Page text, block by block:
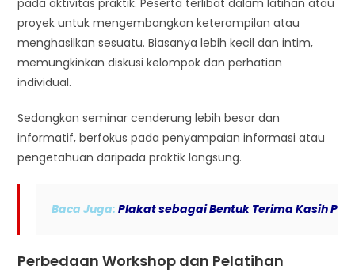
proyek untuk mengembangkan keterampilan atau
menghasilkan sesuatu. Biasanya lebih kecil dan intim,
memungkinkan diskusi kelompok dan perhatian
individual.
Sedangkan seminar cenderung lebih besar dan
informatif, berfokus pada penyampaian informasi atau
pengetahuan daripada praktik langsung.
Baca Juga: Plakat sebagai Bentuk Terima Kasih
Perbedaan Workshop dan Pelatihan